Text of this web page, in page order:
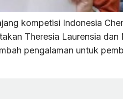
kompetisi Indonesia
Theresia Laurensia dan
pengalaman untuk